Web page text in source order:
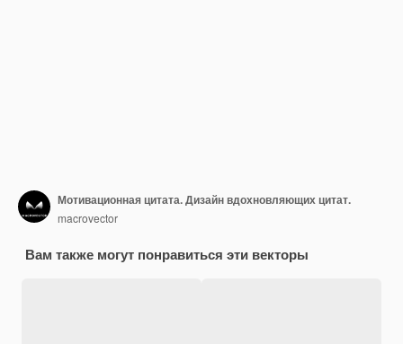
Мотивационная цитата. Дизайн вдохновляющих цитат.
macrovector
Вам также могут понравиться эти векторы